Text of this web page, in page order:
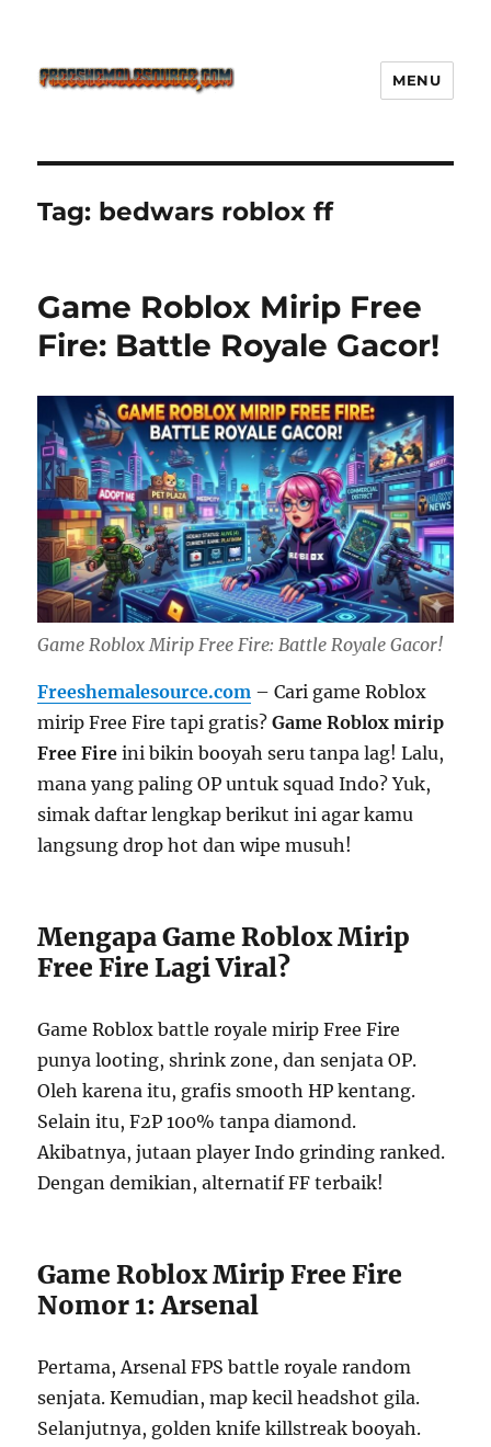
Defense Main Game Ini Pasti
Ketagihan!
MENU
Tag: bedwars roblox ff
Game Roblox Mirip Free
Fire: Battle Royale Gacor!
Game Roblox Mirip Free Fire: Battle Royale Gacor!
Freeshemalesource.com – Cari game Roblox
mirip Free Fire tapi gratis?Game Roblox mirip
Free Fire ini bikin booyah seru tanpa lag! Lalu,
mana yang paling OP untuk squad Indo? Yuk,
simak daftar lengkap berikut ini agar kamu
langsung drop hot dan wipe musuh!
Mengapa Game Roblox Mirip
Free Fire Lagi Viral?
Game Roblox battle royale mirip Free Fire
punya looting, shrink zone, dan senjata OP.
Oleh karena itu, grafis smooth HP kentang.
Selain itu, F2P 100% tanpa diamond.
Akibatnya, jutaan player Indo grinding ranked.
Dengan demikian, alternatif FF terbaik!
Game Roblox Mirip Free Fire
Nomor 1: Arsenal
Pertama, Arsenal FPS battle royale random
senjata. Kemudian, map kecil headshot gila.
Selanjutnya, golden knife killstreak booyah.